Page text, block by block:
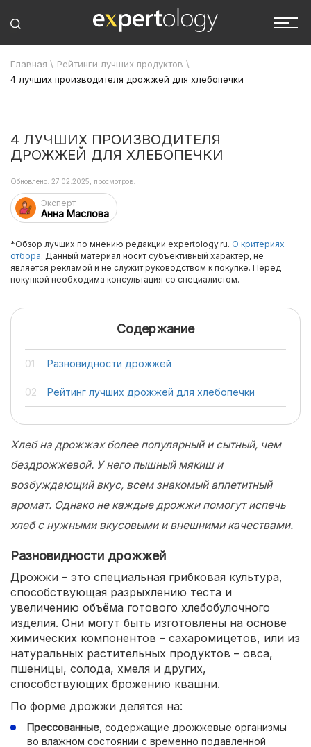
Главная \ Рейтинги лучших продуктов \
4 лучших производителя дрожжей для хлебопечки
4 ЛУЧШИХ ПРОИЗВОДИТЕЛЯ
ДРОЖЖЕЙ ДЛЯ ХЛЕБОПЕЧКИ
Эксперт
Анна Маслова
Обновлено: 27.02.2025, просмотров:
*Обзор лучших по мнению редакции expertology.ru. О критериях
отбора. Данный материал носит субъективный характер, не
является рекламой и не служит руководством к покупке. Перед
покупкой необходима консультация со специалистом.
Содержание
Разновидности дрожжей
Рейтинг лучших дрожжей для хлебопечки
Хлеб на дрожжах более популярный и сытный, чем
бездрожжевой. У него пышный мякиш и
возбуждающий вкус, всем знакомый аппетитный
аромат. Однако не каждые дрожжи помогут испечь
хлеб с нужными вкусовыми и внешними качествами.
Разновидности дрожжей
Дрожжи – это специальная грибковая культура,
способствующая разрыхлению теста и
увеличению объёма готового хлебобулочного
изделия. Они могут быть изготовлены на основе
химических компонентов – сахаромицетов, или из
натуральных растительных продуктов – овса,
пшеницы, солода, хмеля и других,
способствующих брожению квашни.
По форме дрожжи делятся на:
Прессованные , содержащие дрожжевые организмы
во влажном состоянии с временно подавленной